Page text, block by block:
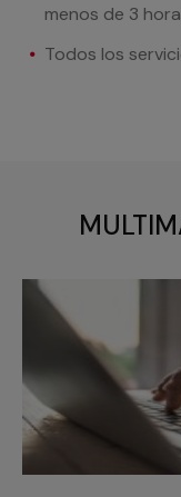
menos de 3
Todos los